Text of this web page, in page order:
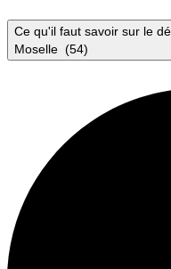
Ce qu'il faut savoir sur le
Moselle (54)